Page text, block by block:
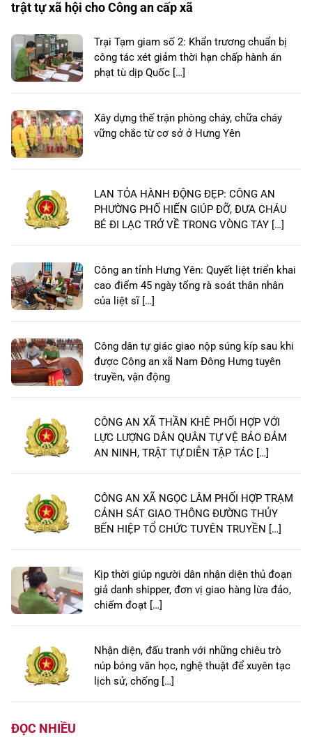
trật tự xã hội cho Công an cấp xã
Trại Tạm giam số 2: Khẩn trương chuẩn bị
công tác xét giảm thời hạn chấp hành án
phạt tù dịp Quốc […]
Xây dựng thế trận phòng cháy, chữa cháy
vững chắc từ cơ sở ở Hưng Yên
LAN TỎA HÀNH ĐỘNG ĐẸP: CÔNG AN
PHƯỜNG PHỐ HIẾN GIÚP ĐỠ, ĐƯA CHÁU
BÉ ĐI LẠC TRỞ VỀ TRONG VÒNG TAY […]
Công an tỉnh Hưng Yên: Quyết liệt triển khai
cao điểm 45 ngày tổng rà soát thân nhân
của liệt sĩ […]
Công dân tự giác giao nộp súng kíp sau khi
được Công an xã Nam Đông Hưng tuyên
truyền, vận động
CÔNG AN XÃ THẦN KHÊ PHỐI HỢP VỚI
LỰC LƯỢNG DÂN QUÂN TỰ VỆ BẢO ĐẢM
AN NINH, TRẬT TỰ DIỄN TẬP TÁC […]
CÔNG AN XÃ NGỌC LÂM PHỐI HỢP TRẠM
CẢNH SÁT GIAO THÔNG ĐƯỜNG THỦY
BẾN HIỆP TỔ CHỨC TUYÊN TRUYỀN […]
Kịp thời giúp người dân nhận diện thủ đoạn
giả danh shipper, đơn vị giao hàng lừa đảo,
chiếm đoạt […]
Nhận diện, đấu tranh với những chiêu trò
núp bóng văn học, nghệ thuật để xuyên tạc
lịch sử, chống […]
ĐỌC NHIỀU